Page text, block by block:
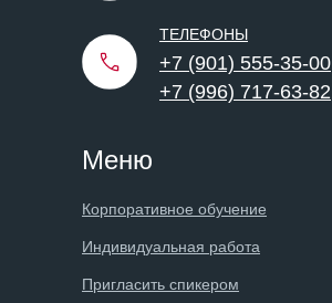
Корпоративное обучение
Индивидуальная работа
Пригласить спикером
Меню
ТЕЛЕФОНЫ
+7 (996) 717-63-82
+7 (901) 555-35-00